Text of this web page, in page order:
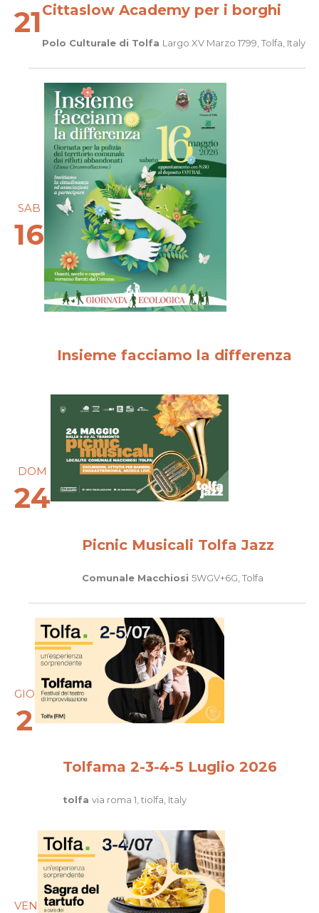
21Cittaslow Academy per i borghi
Polo Culturale di Tolfa Largo XV Marzo 1799, Tolfa, Italy
SAB
16
Insieme facciamo la differenza
DOM
24
Picnic Musicali Tolfa Jazz
Comunale Macchiosi 5WGV+6G, Tolfa
GIO
2
Tolfama 2-3-4-5 Luglio 2026
tolfa via roma 1, tiolfa, Italy
VEN